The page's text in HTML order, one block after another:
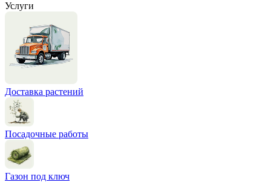
Услуги
Доставка растений
Посадочные работы
Газон под ключ